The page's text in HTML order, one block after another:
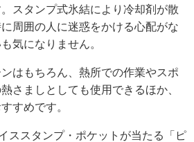
スタンプ式氷結により冷却剤が散
周囲の人に迷惑をかける心配がな
気になりません。
はもちろん、熱所での作業やスポ
さましとしても使用できるほか、
すめです。
ススタンプ・ポケットが当たる「ピ